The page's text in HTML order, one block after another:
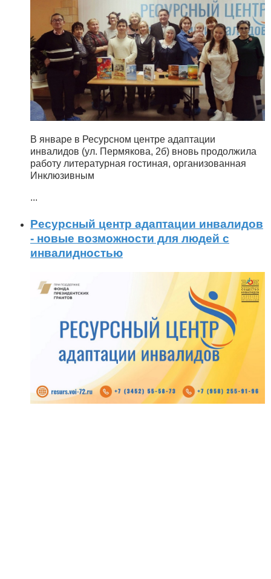
В январе в Ресурсном центре адаптации
инвалидов (ул. Пермякова, 2б) вновь продолжила
работу литературная гостиная, организованная
Инклюзивным
...
Ресурсный центр адаптации инвалидов
- новые возможности для людей с
инвалидностью